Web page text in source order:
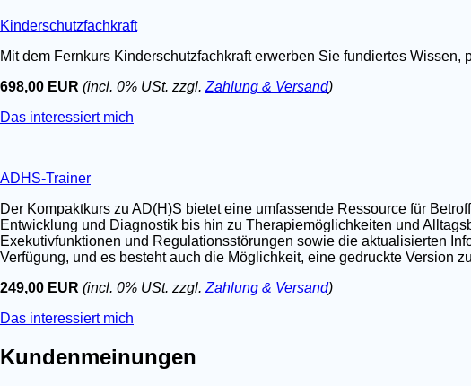
Kinderschutzfachkraft
Mit dem Fernkurs Kinderschutzfachkraft erwerben Sie fundiertes
698,00 EUR (incl. 0% USt. zzgl. Zahlung & Versand)
Das interessiert mich
ADHS-Trainer
Der Kompaktkurs zu AD(H)S bietet eine umfassende Ressource für
Entwicklung und Diagnostik bis hin zu Therapiemöglichkeiten und
Exekutivfunktionen und Regulationsstörungen sowie die aktualisierten
Verfügung, und es besteht auch die Möglichkeit, eine gedruckte Version
249,00 EUR (incl. 0% USt. zzgl. Zahlung & Versand)
Das interessiert mich
Kundenmeinungen